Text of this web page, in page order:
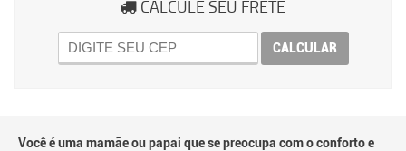
CALCULE SEU FRETE
CALCULAR
Você é uma mamãe ou papai que se preocupa com o conforto e